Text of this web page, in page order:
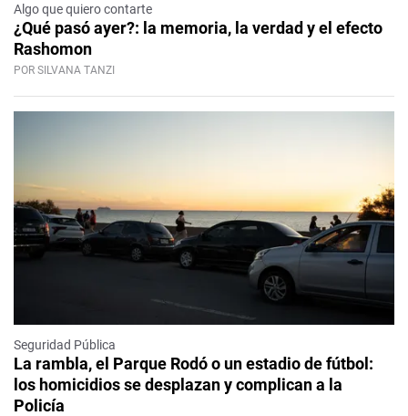
Algo que quiero contarte
¿Qué pasó ayer?: la memoria, la verdad y el efecto
Rashomon
POR SILVANA TANZI
Seguridad Pública
La rambla, el Parque Rodó o un estadio de fútbol:
los homicidios se desplazan y complican a la
Policía